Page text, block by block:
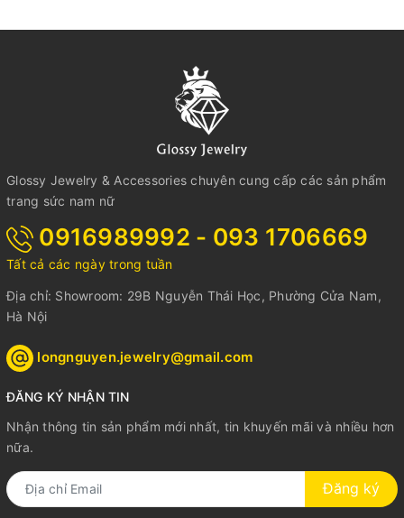
Glossy Jewelry & Accessories chuyên cung cấp các sản phẩm
trang sức nam nữ
0916989992 - 093 1706669
Tất cả các ngày trong tuần
Địa chỉ: Showroom: 29B Nguyễn Thái Học, Phường Cửa Nam,
Hà Nội
longnguyen.jewelry@gmail.com
ĐĂNG KÝ NHẬN TIN
Nhận thông tin sản phẩm mới nhất, tin khuyến mãi và nhiều hơn
nữa.
Đăng ký